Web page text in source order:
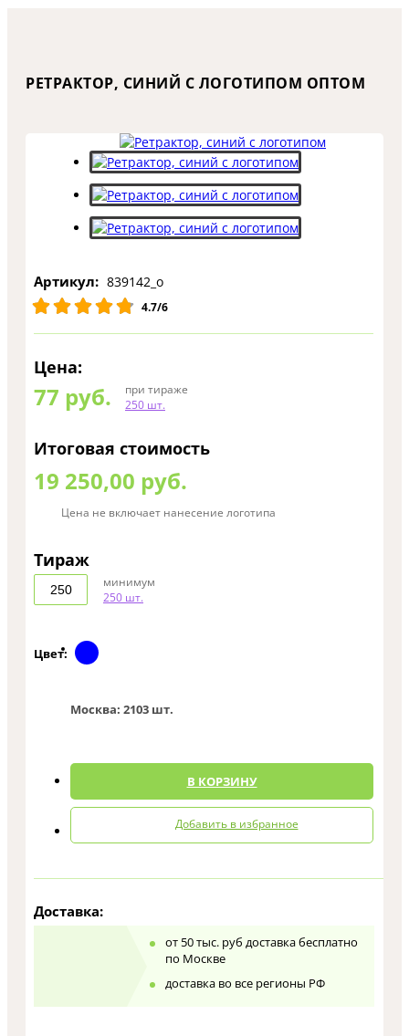
РЕТРАКТОР, СИНИЙ С ЛОГОТИПОМ ОПТОМ
Артикул: 839142_o
4.7/6
Цена:
77 руб.
при тираже
250 шт.
Итоговая стоимость
19 250,00 руб.
Цена не включает нанесение логотипа
Тираж
минимум
250 шт.
Цвет:
Москва: 2103 шт.
В КОРЗИНУ
Добавить в избранное
Доставка:
от 50 тыс. руб доставка бесплатно
по Москве
доставка во все регионы РФ